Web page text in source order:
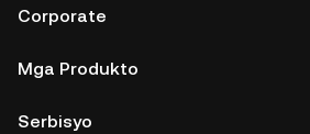
Corporate
Mga Produkto
Serbisyo